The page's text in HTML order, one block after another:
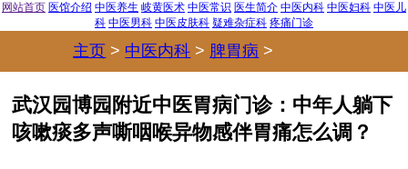
网站首页 医馆介绍 中医养生 岐黄医术 中医常识 医生简介 中医内科 中医妇科 中医儿
科 中医男科 中医皮肤科 疑难杂症科 疼痛门诊
主页 > 中医内科 > 脾胃病 >
武汉园博园附近中医胃病门诊：中年人躺下
咳嗽痰多声嘶咽喉异物感伴胃痛怎么调？